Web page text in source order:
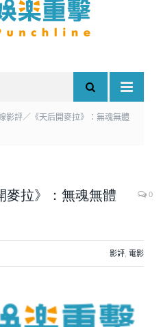
影評／《天后開麥拉》：無魂無體
麥拉》：無魂無體
0
影評 電影